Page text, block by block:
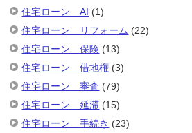
住宅ローン AI (1)
住宅ローン リフォーム (22)
住宅ローン 保険 (13)
住宅ローン 借地権 (3)
住宅ローン 審査 (79)
住宅ローン 延滞 (15)
住宅ローン 手続き (23)